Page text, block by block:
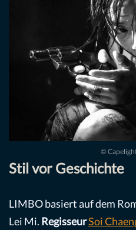
©
Stil vor Geschichte
LIMBO basiert auf dem
Lei Mi. RegisseurSoi